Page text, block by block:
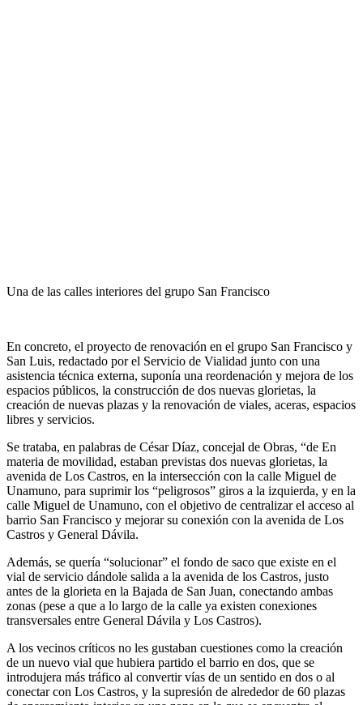
Una de las calles interiores del grupo San Francisco
En concreto, el proyecto de renovación en el grupo San Francisco y
San Luis, redactado por el Servicio de Vialidad junto con una
asistencia técnica externa, suponía una reordenación y mejora de los
espacios públicos, la construcción de dos nuevas glorietas, la
creación de nuevas plazas y la renovación de viales, aceras, espacios
libres y servicios.
Se trataba, en palabras de César Díaz, concejal de Obras, “de En
materia de movilidad, estaban previstas dos nuevas glorietas, la
avenida de Los Castros, en la intersección con la calle Miguel de
Unamuno, para suprimir los “peligrosos” giros a la izquierda, y en la
calle Miguel de Unamuno, con el objetivo de centralizar el acceso al
barrio San Francisco y mejorar su conexión con la avenida de Los
Castros y General Dávila.
Además, se quería “solucionar” el fondo de saco que existe en el
vial de servicio dándole salida a la avenida de los Castros, justo
antes de la glorieta en la Bajada de San Juan, conectando ambas
zonas (pese a que a lo largo de la calle ya existen conexiones
transversales entre General Dávila y Los Castros).
A los vecinos críticos no les gustaban cuestiones como la creación
de un nuevo vial que hubiera partido el barrio en dos, que se
introdujera más tráfico al convertir vías de un sentido en dos o al
conectar con Los Castros, y la supresión de alrededor de 60 plazas